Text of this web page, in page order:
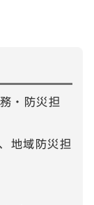
・防災担
地域防災担